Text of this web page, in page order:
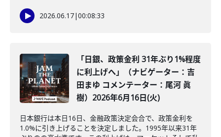
2026.06.17|00:08:33
「日銀、政策金利 31年ぶり1%程度
に利上げへ」（ナビゲーター：吉
田まゆ コメンテーター：尾河 眞
樹）2026年6月16日(火)
日本銀行は本日16日、金融政策決定会合で、政策金利を
1.0%に引き上げることを決定しました。1995年以来31年